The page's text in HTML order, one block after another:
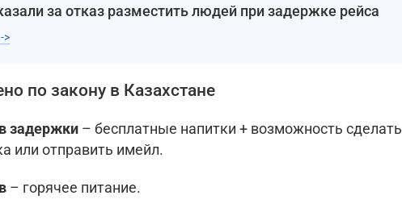
за отказ разместить людей при задержке рейса
>
по закону в Казахстане
задержки – бесплатные напитки + возможность сделать
или отправить имейл.
– горячее питание.